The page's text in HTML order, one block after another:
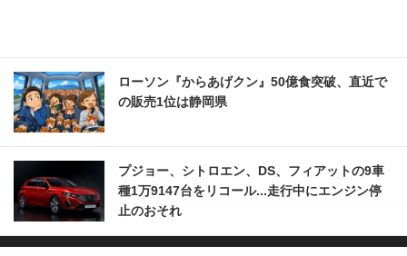
ローソン『からあげクン』50億食突破、直近で
の販売1位は静岡県
プジョー、シトロエン、DS、フィアットの9車
種1万9147台をリコール...走行中にエンジン停
止のおそれ